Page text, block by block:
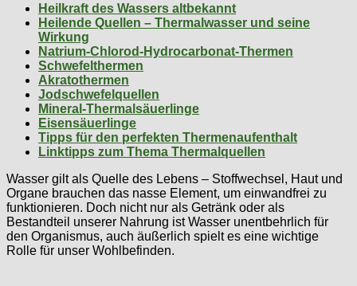
Heilkraft des Wassers altbekannt
Heilende Quellen – Thermalwasser und seine
Wirkung
Natrium-Chlorod-Hydrocarbonat-Thermen
Schwefelthermen
Akratothermen
Jodschwefelquellen
Mineral-Thermalsäuerlinge
Eisensäuerlinge
Tipps für den perfekten Thermenaufenthalt
Linktipps zum Thema Thermalquellen
Wasser gilt als Quelle des Lebens – Stoffwechsel, Haut und
Organe brauchen das nasse Element, um einwandfrei zu
funktionieren. Doch nicht nur als Getränk oder als
Bestandteil unserer Nahrung ist Wasser unentbehrlich für
den Organismus, auch äußerlich spielt es eine wichtige
Rolle für unser Wohlbefinden.